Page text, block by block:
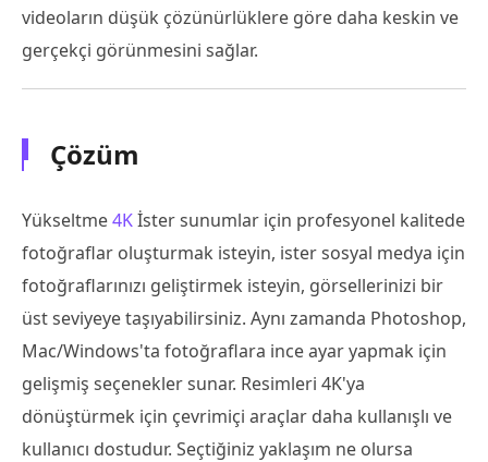
videoların düşük çözünürlüklere göre daha keskin ve
gerçekçi görünmesini sağlar.
Çözüm
Yükseltme4Kİster sunumlar için profesyonel kalitede
fotoğraflar oluşturmak isteyin, ister sosyal medya için
fotoğraflarınızı geliştirmek isteyin, görsellerinizi bir
üst seviyeye taşıyabilirsiniz. Aynı zamanda Photoshop,
Mac/Windows'ta fotoğraflara ince ayar yapmak için
gelişmiş seçenekler sunar. Resimleri 4K'ya
dönüştürmek için çevrimiçi araçlar daha kullanışlı ve
kullanıcı dostudur. Seçtiğiniz yaklaşım ne olursa